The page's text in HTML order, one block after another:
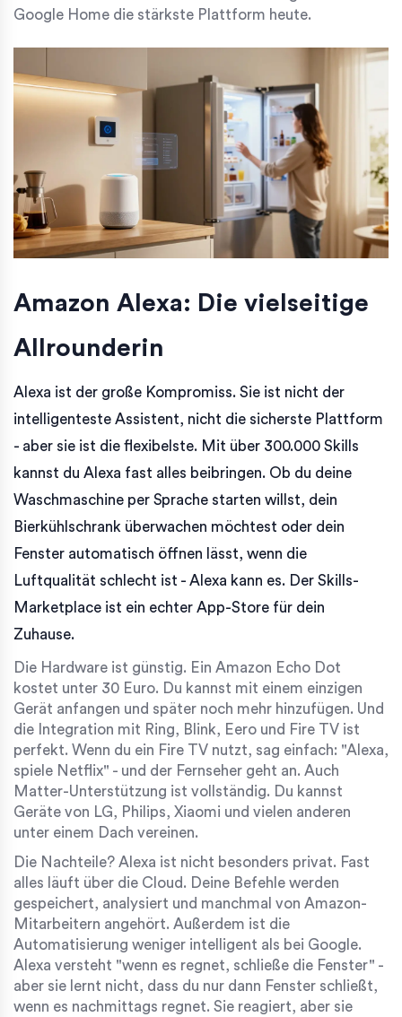
Google Home die stärkste Plattform heute.
Amazon Alexa: Die vielseitige
Allrounderin
Alexa ist der große Kompromiss. Sie ist nicht der
intelligenteste Assistent, nicht die sicherste Plattform
- aber sie ist die flexibelste. Mit über 300.000 Skills
kannst du Alexa fast alles beibringen. Ob du deine
Waschmaschine per Sprache starten willst, dein
Bierkühlschrank überwachen möchtest oder dein
Fenster automatisch öffnen lässt, wenn die
Luftqualität schlecht ist - Alexa kann es. Der Skills-
Marketplace ist ein echter App-Store für dein
Zuhause.
Die Hardware ist günstig. Ein Amazon Echo Dot
kostet unter 30 Euro. Du kannst mit einem einzigen
Gerät anfangen und später noch mehr hinzufügen. Und
die Integration mit Ring, Blink, Eero und Fire TV ist
perfekt. Wenn du ein Fire TV nutzt, sag einfach: "Alexa,
spiele Netflix" - und der Fernseher geht an. Auch
Matter-Unterstützung ist vollständig. Du kannst
Geräte von LG, Philips, Xiaomi und vielen anderen
unter einem Dach vereinen.
Die Nachteile? Alexa ist nicht besonders privat. Fast
alles läuft über die Cloud. Deine Befehle werden
gespeichert, analysiert und manchmal von Amazon-
Mitarbeitern angehört. Außerdem ist die
Automatisierung weniger intelligent als bei Google.
Alexa versteht "wenn es regnet, schließe die Fenster" -
aber sie lernt nicht, dass du nur dann Fenster schließt,
wenn es nachmittags regnet. Sie reagiert, aber sie